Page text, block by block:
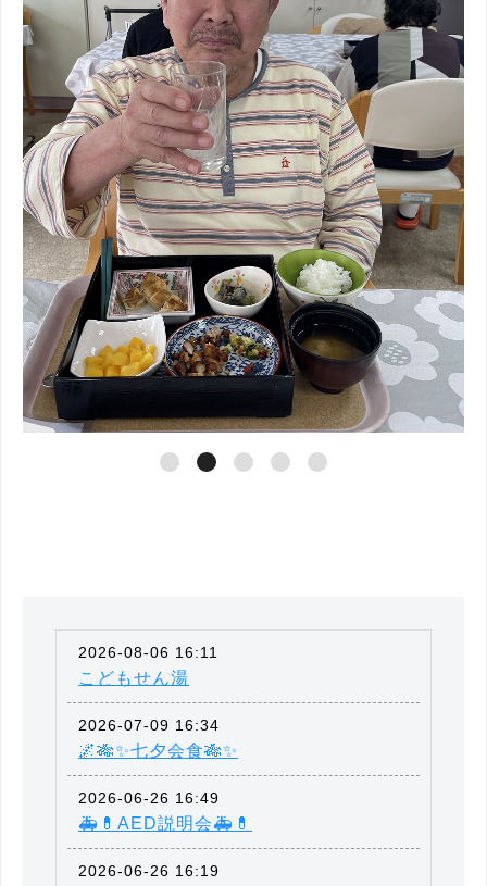
2026-08-06 16:11
こどもせん湯
2026-07-09 16:34
🌌🎋✨七夕会食🎋✨
2026-06-26 16:49
🚑💊AED説明会🚑💊
2026-06-26 16:19